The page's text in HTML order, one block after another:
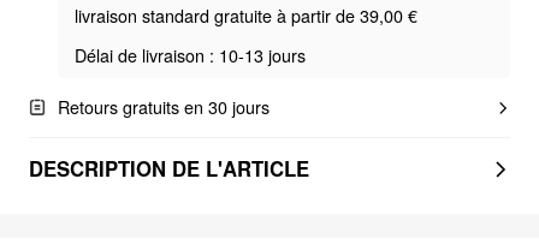
livraison standard gratuite à partir de 39,00 €
Délai de livraison : 10-13 jours
Retours gratuits en 30 jours
DESCRIPTION DE L'ARTICLE